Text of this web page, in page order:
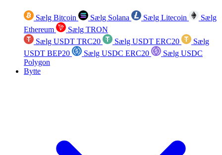
Sælg Bitcoin Sælg Solana Sælg Litecoin
Sælg
Ethereum
Sælg TRON
Sælg USDT TRC20
Sælg USDT ERC20
Sælg
USDT BEP20
Sælg USDC ERC20
Sælg USDC
Polygon
Bytte